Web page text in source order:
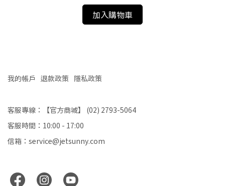
加入購物車
我的帳戶 退款政策 隱私政策
客服專線：【官方商城】 (02) 2793-5064
客服時間：10:00 - 17:00
信箱：service@jetsunny.com